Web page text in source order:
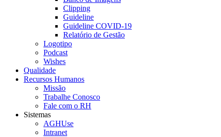
Clipping
Guideline
Guideline COVID-19
Relatório de Gestão
Logotipo
Podcast
Wishes
Qualidade
Recursos Humanos
Missão
Trabalhe Conosco
Fale com o RH
Sistemas
AGHUse
Intranet